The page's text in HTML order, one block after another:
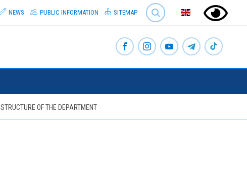
SEARCH
NEWS PUBLIC INFORMATION SITEMAP
STRUCTURE OF THE DEPARTMENT